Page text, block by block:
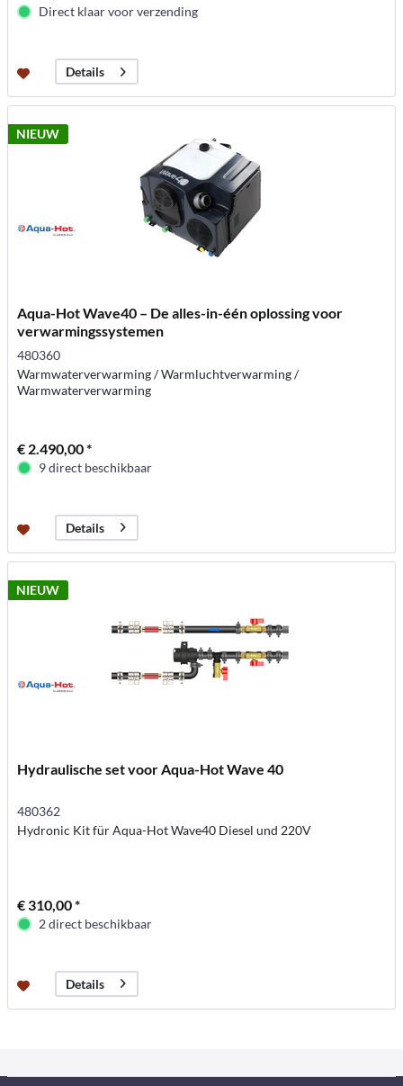
Direct klaar voor verzending
Details
NIEUW
Aqua-Hot Wave40 – De alles-in-één oplossing voor
verwarmingssystemen
480360
Warmwaterverwarming / Warmluchtverwarming /
Warmwaterverwarming
€ 2.490,00 *
9 direct beschikbaar
Details
NIEUW
Hydraulische set voor Aqua-Hot Wave 40
480362
Hydronic Kit für Aqua-Hot Wave40 Diesel und 220V
€ 310,00 *
2 direct beschikbaar
Details